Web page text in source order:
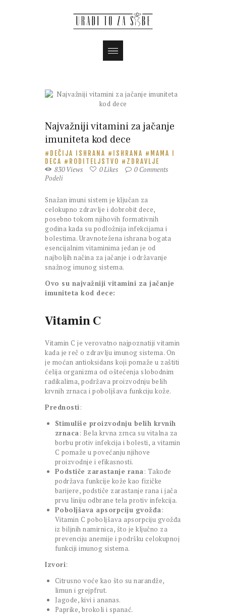
Najvažniji vitamini za jačanje
imuniteta kod dece
DEČIJA ISHRANA ISHRANA
MAMA I
DECA
RODITELJSTVO ZDRAVLJE
830Views 0Likes 0 Comments
Podeli
Snažan imuni sistem je ključan za
celokupno zdravlje i dobrobit dece,
posebno tokom njihovih formativnih
godina kada su podložnija infekcijama i
bolestima. Uravnotežena ishrana bogata
esencijalnim vitaminima jedan je od
najboljih načina za jačanje i održavanje
snažnog imunog sistema.
Ovo su najvažniji vitamini za jačanje
imuniteta kod dece:
Vitamin C
Vitamin C je verovatno najpoznatiji vitamin
kada je reč o zdravlju imunog sistema. On
je moćan antioksidans koji pomaže u zaštiti
ćelija organizma od oštećenja slobodnim
radikalima, podržava proizvodnju belih
krvnih zrnaca i poboljšava funkciju kože.
Prednosti:
Stimuliše proizvodnju belih krvnih
zrnaca: Bela krvna zrnca su vitalna za
borbu protiv infekcija i bolesti, a vitamin
C pomaže u povećanju njihove
proizvodnje i efikasnosti.
Podstiče zarastanje rana: Takođe
podržava funkcije kože kao fizičke
barijere, podstiče zarastanje rana i jača
prvu liniju odbrane tela protiv infekcija.
Poboljšava apsorpciju gvožđa:
Vitamin C poboljšava apsorpciju gvožđa
iz biljnih namirnica, što je ključno za
prevenciju anemije i podršku celokupnoj
funkciji imunog sistema.
Izvori:
Citrusno voće kao što su narandže,
limun i grejpfrut.
Jagode, kivi i ananas.
Paprike, brokoli i spanać.